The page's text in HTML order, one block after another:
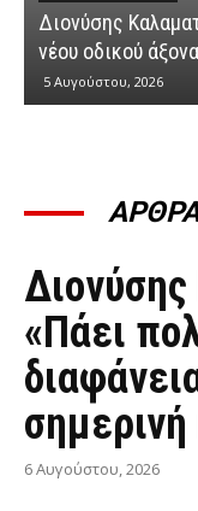
Διονύσης
νέου οδικού
5 Αυγούστου, 2026
ΆΡΘΡΑ - ΔΕΛΤΊΑ ΤΎΠΟΥ
«Πάει
6 Αυγούστου, 2026